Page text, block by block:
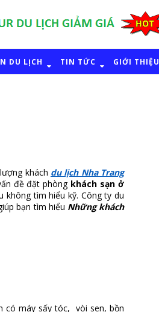
DU LỊCH TIN TỨC GIỚI THIỆU
khách du lịch Nha Trang
đề đặt phòng khách sạn ở
tìm hiểu kỹ. Công ty du
bạn tìm hiểu Những khách
có máy sấy tóc, vòi sen,bồn